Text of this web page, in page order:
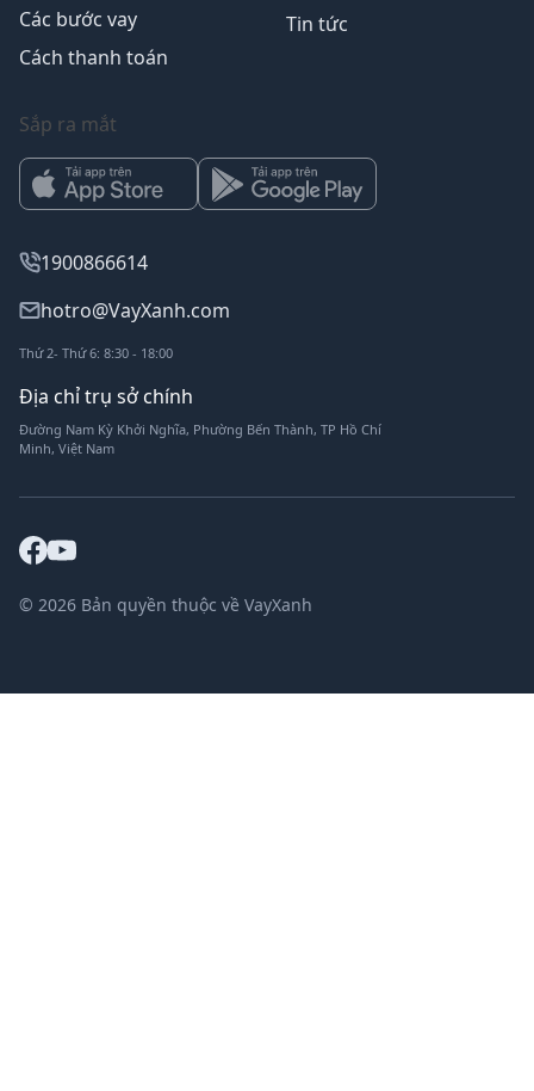
Các bước vay
Cách thanh toán
Tin tức
Sắp ra mắt
1900866614
hotro@VayXanh.com
Thứ 2- Thứ 6: 8:30 - 18:00
Địa chỉ trụ sở chính
Đường Nam Kỳ Khởi Nghĩa, Phường Bến Thành, TP Hồ Chí
Minh, Việt Nam
© 2026 Bản quyền thuộc về VayXanh